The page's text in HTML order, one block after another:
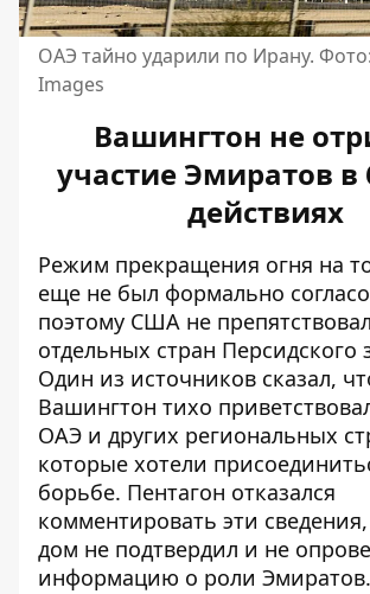
ОАЭ тайно ударили по Ирану.
Images
Вашингтон не
участие Эмиратов в
действиях
Режим прекращения огня на
еще не был формально
поэтому США не
отдельных стран Персидского
Один из источников сказал,
Вашингтон тихо
ОАЭ и других региональных
которые хотели
борьбе. Пентагон отказался
комментировать эти
дом не подтвердил и не
информацию о роли Эмиратов.